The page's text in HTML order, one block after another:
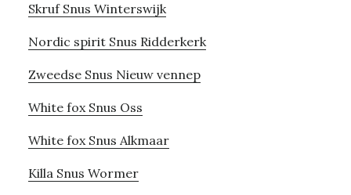
Skruf Snus Winterswijk
Nordic spirit Snus Ridderkerk
Zweedse Snus Nieuw vennep
White fox Snus Oss
White fox Snus Alkmaar
Killa Snus Wormer